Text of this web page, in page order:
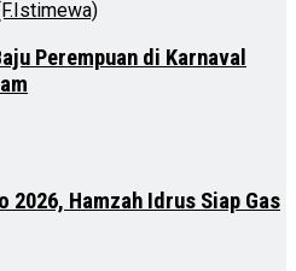
Perempuan di Karnaval
2026, Hamzah Idrus Siap Gas